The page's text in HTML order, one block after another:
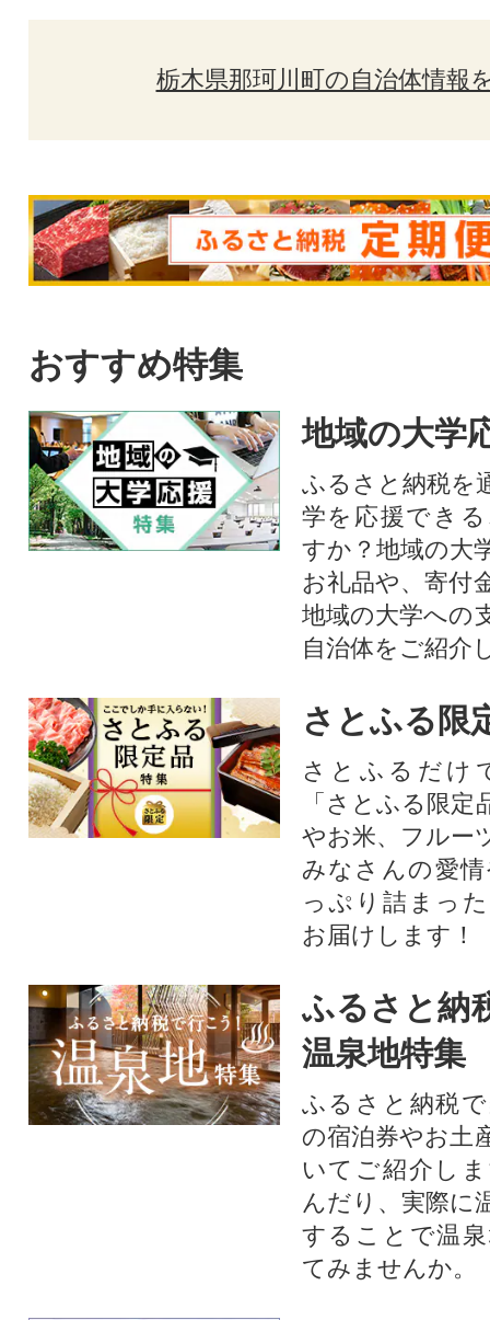
栃木県那珂川町の自治体情報
おすすめ特集
地域の大学
ふるさと納税を
学を応援でき
すか？地域の大
お礼品や、寄付
地域の大学への
自治体をご紹介
さとふる限
さとふるだけ
「さとふる限
やお米、フルー
みなさんの愛
っぷり詰まっ
お届けします！
ふるさと納
温泉地特集
ふるさと納税
の宿泊券やお土
いてご紹介し
んだり、実際に
することで温
てみませんか。